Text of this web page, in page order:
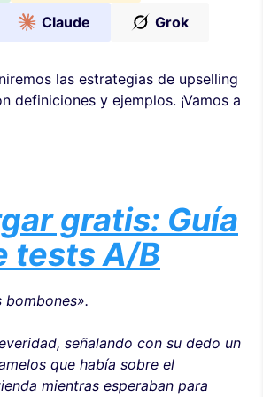
Claude Grok
las estrategias de upselling
definiciones y ejemplos. ¡Vamos a
gratis: Guía
tests A/B
bombones».
señalando con su dedo un
que había sobre el
mientras esperaban para